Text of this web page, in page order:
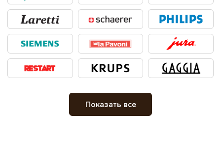
Показать все